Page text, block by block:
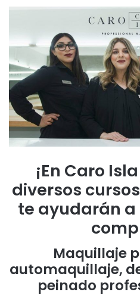
¡En Caro
diversos
te ayudarán
Maquillaje
automaquillaje,
peinado